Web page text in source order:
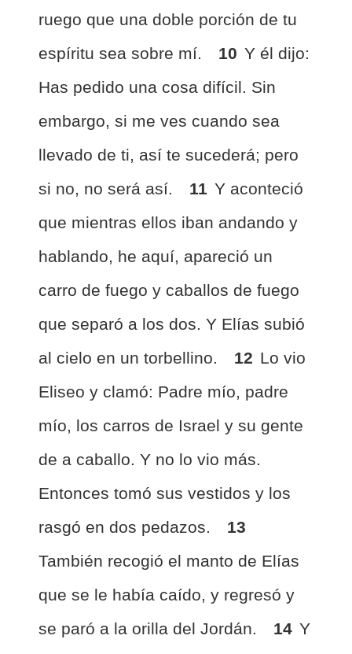
ruego que una doble porción de tu
espíritu sea sobre mí.
10 Y él dijo:
Has pedido una cosa difícil. Sin
embargo, si me ves cuando sea
llevado de ti, así te sucederá; pero
si no, no será así.
11 Y aconteció
que mientras ellos iban andando y
hablando, he aquí, apareció un
carro de fuego y caballos de fuego
que separó a los dos. Y Elías subió
al cielo en un torbellino.
12 Lo vio
Eliseo y clamó: Padre mío, padre
mío, los carros de Israel y su gente
de a caballo. Y no lo vio más.
Entonces tomó sus vestidos y los
rasgó en dos pedazos.
13
También recogió el manto de Elías
que se le había caído, y regresó y
se paró a la orilla del Jordán.
14 Y